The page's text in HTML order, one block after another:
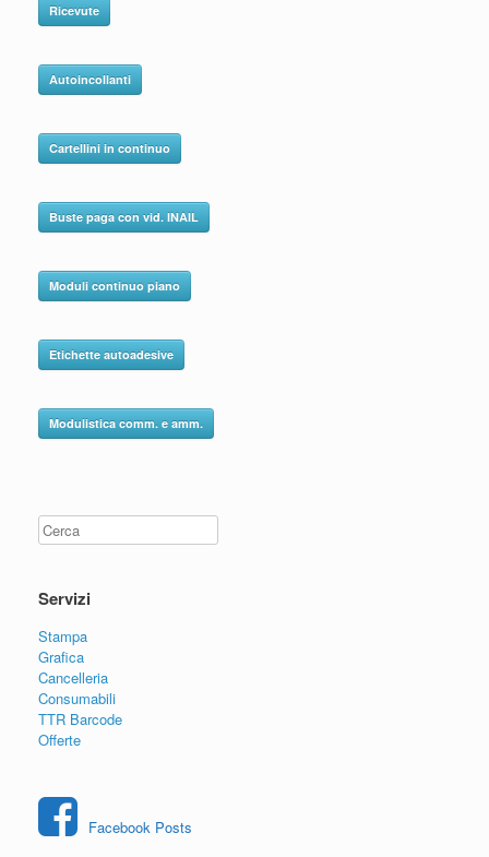
Ricevute
Autoincollanti
Cartellini in continuo
Buste paga con vid. INAIL
Moduli continuo piano
Etichette autoadesive
Modulistica comm. e amm.
Cerca
Servizi
Stampa
Grafica
Cancelleria
Consumabili
TTR Barcode
Offerte
Facebook Posts